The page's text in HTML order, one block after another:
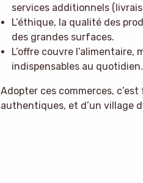
services additionnels
L’éthique, la qualité des
des grandes surfaces.
L’offre couvre
indispensables au quotidien.
Adopter ces commerces,
authentiques, et d’un village